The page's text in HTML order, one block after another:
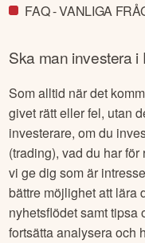
FAQ - VANLIGA
Ska man investera i
Som alltid när det
givet rätt eller fel, utan
investerare, om du
(trading), vad du har
vi ge dig som är
bättre möjlighet att lära
nyhetsflödet samt tipsa
fortsätta analysera och